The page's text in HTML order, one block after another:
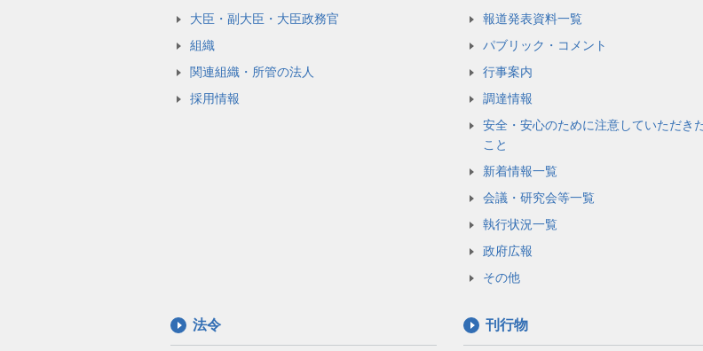
大臣・副大臣・大臣政務官
組織
関連組織・所管の法人
採用情報
報道発表資料一覧
パブリック・コメント
行事案内
調達情報
安全・安心のために注意していただき
こと
新着情報一覧
会議・研究会等一覧
執行状況一覧
政府広報
その他
法令 刊行物